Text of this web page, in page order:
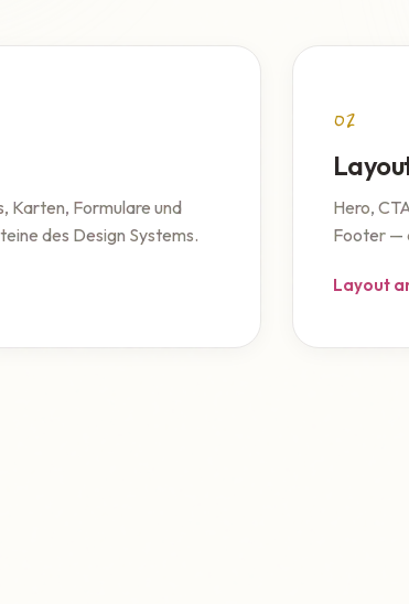
Karten, Formulare und
des Design Systems.
02
Hero,
Footer —
Layout